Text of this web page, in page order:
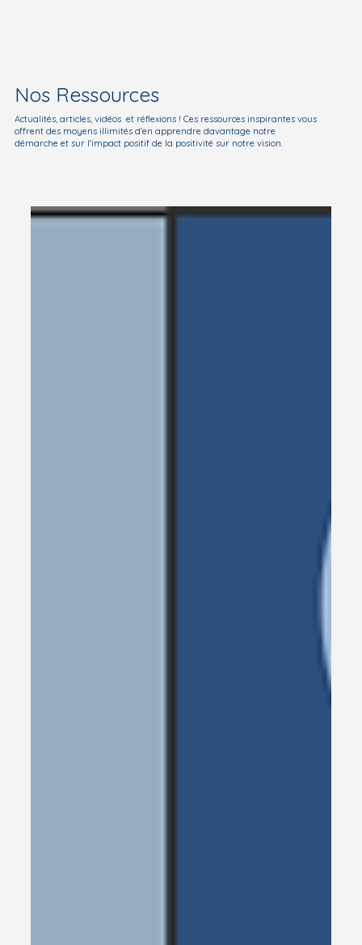
Nos Ressources
Actualités, articles, vidéos et réflexions ! Ces ressources inspirantes vous
offrent des moyens illimités d'en apprendre davantage notre
démarche et sur l'impact positif de la positivité sur notre vision.